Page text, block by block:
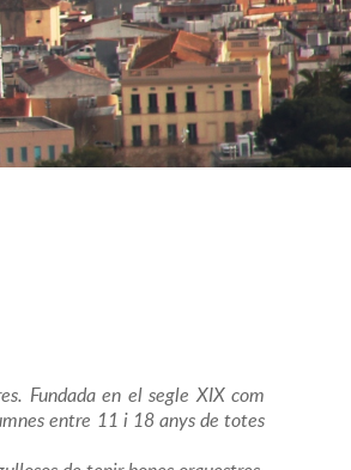
Fundada en el segle XIX com
entre 11 i 18 anys de totes